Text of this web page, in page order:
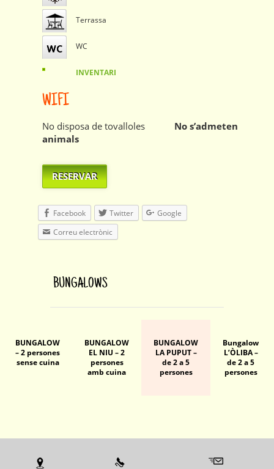
Terrassa
WC
INVENTARI
WIFI
No disposa de tovalloles No s’admeten
animals
RESERVAR
Facebook Twitter
Google
Correu electrònic
BUNGALOWS
BUNGALOW
– 2 persones
sense cuina
BUNGALOW
EL NIU – 2
persones
amb cuina
BUNGALOW
LA PUPUT –
de 2 a 5
persones
Bungalow
L’ÒLIBA –
de 2 a 5
persones